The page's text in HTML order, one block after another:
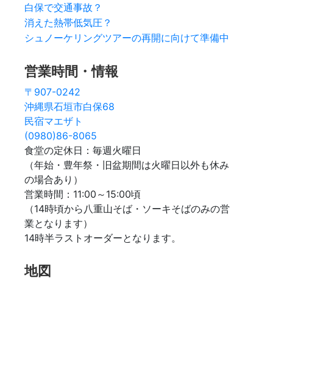
白保で交通事故？
消えた熱帯低気圧？
シュノーケリングツアーの再開に向けて準備中
営業時間・情報
〒907-0242
沖縄県石垣市白保68
民宿マエザト
(0980)86-8065
食堂の定休日：毎週火曜日
（年始・豊年祭・旧盆期間は火曜日以外も休み
の場合あり）
営業時間：11:00～15:00頃
（14時頃から八重山そば・ソーキそばのみの営
業となります）
14時半ラストオーダーとなります。
地図